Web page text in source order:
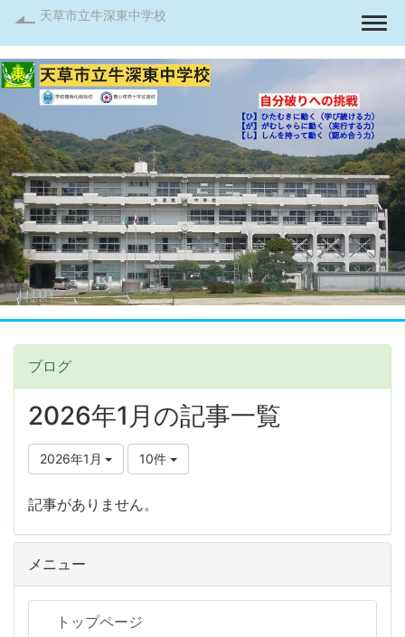
天草市立牛深東中学校
ブログ
2026年1月の記事一覧
2026年1月 10件
記事がありません。
メニュー
トップページ